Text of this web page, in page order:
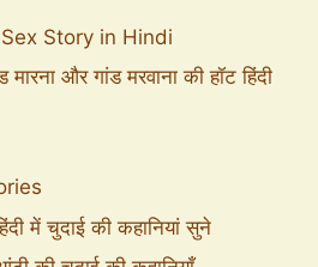
Story in Hindi
और गांड मरवाना की हॉट हिंदी
में चुदाई की कहानियां सुने